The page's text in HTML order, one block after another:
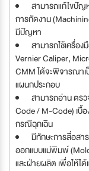
สามารถแก้ไขปัญ
การกัดงาน
มีปัญหา
สามารถใช้เครื่อ
Vernier Caliper,
CMM ได้จะพิจารณา
แผนกประกอบ
สามารถอ่าน ตร
Code / M-Code) เบื้อ
กรณีฉุกเฉิน
มีทักษะการสื่อสา
ออกแบบแม่พิมพ์
และฝ่ายผลิต เพื่อให้